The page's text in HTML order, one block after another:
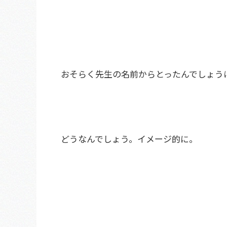
おそらく先生の名前からとったんでしょう
どうなんでしょう。イメージ的に。